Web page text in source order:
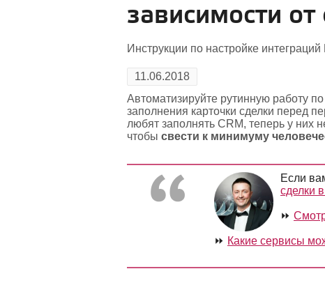
зависимости
Инструкции по настройке
11.06.2018
Автоматизируйте рутинную работу
заполнения карточки сделки перед
любят заполнять CRM, теперь у них
чтобы свести к минимуму
Если
сделки
⏩
⏩ Какие сервисы